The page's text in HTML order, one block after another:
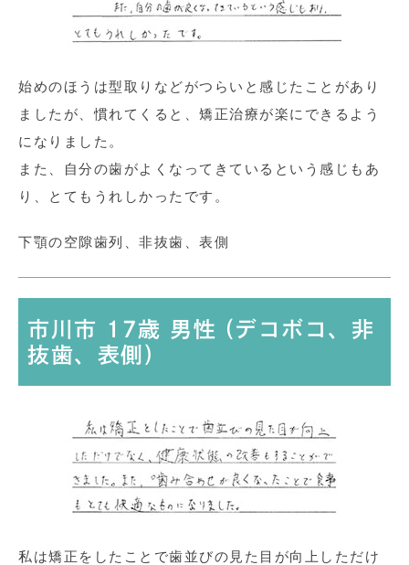
始めのほうは型取りなどがつらいと感じたことがあり
ましたが、慣れてくると、矯正治療が楽にできるよう
になりました。
また、自分の歯がよくなってきているという感じもあ
り、とてもうれしかったです。
下顎の空隙歯列、非抜歯、表側
市川市 17歳 男性 (デコボコ、非
抜歯、表側)
私は矯正をしたことで歯並びの見た目が向上しただけ